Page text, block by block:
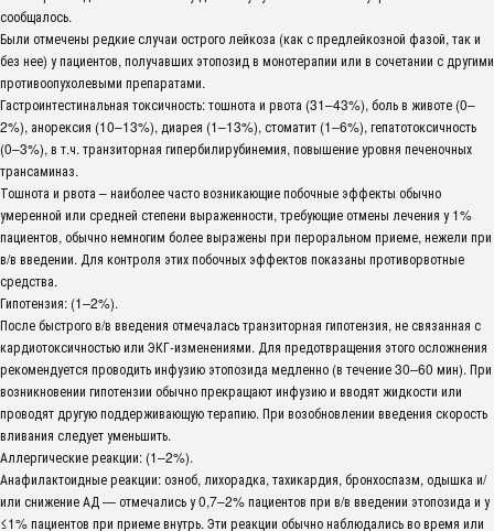
сообщалось.
Были отмечены редкие случаи острого лейкоза (как с предлейкозной фазой, так и
без нее) у пациентов, получавших этопозид в монотерапии или в сочетании с другими
противоопухолевыми препаратами.
Гастроинтестинальная токсичность: тошнота и рвота (31–43%), боль в животе (0–
2%), анорексия (10–13%), диарея (1–13%), стоматит (1–6%), гепатотоксичность
(0–3%), в т.ч. транзиторная гипербилирубинемия, повышение уровня печеночных
трансаминаз.
Тошнота и рвота – наиболее часто возникающие побочные эффекты обычно
умеренной или средней степени выраженности, требующие отмены лечения у 1%
пациентов, обычно немногим более выражены при пероральном приеме, нежели при
в/в введении. Для контроля этих побочных эффектов показаны противорвотные
средства.
Гипотензия: (1–2%).
После быстрого в/в введения отмечалась транзиторная гипотензия, не связанная с
кардиотоксичностью или ЭКГ-изменениями. Для предотвращения этого осложнения
рекомендуется проводить инфузию этопозида медленно (в течение 30–60 мин). При
возникновении гипотензии обычно прекращают инфузию и вводят жидкости или
проводят другую поддерживающую терапию. При возобновлении введения скорость
вливания следует уменьшить.
Аллергические реакции: (1–2%).
Анафилактоидные реакции: озноб, лихорадка, тахикардия, бронхоспазм, одышка и/
или снижение АД — отмечались у 0,7–2% пациентов при в/в введении этопозида и у
≤1% пациентов при приеме внутрь. Эти реакции обычно наблюдались во время или